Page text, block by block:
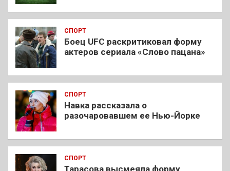
СПОРТ
Боец UFC раскритиковал форму
актеров сериала «Слово пацана»
СПОРТ
Навка рассказала о
разочаровавшем ее Нью-Йорке
СПОРТ